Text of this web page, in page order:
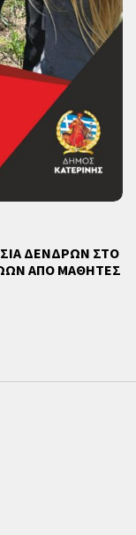
ΔΕΝΔΡΩΝ ΣΤΟ
ΑΠΟ ΜΑΘΗΤΕΣ